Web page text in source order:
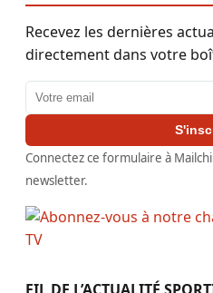
Recevez les dernières
directement dans votre
Adresse email
Connectez ce formulaire à
newsletter.